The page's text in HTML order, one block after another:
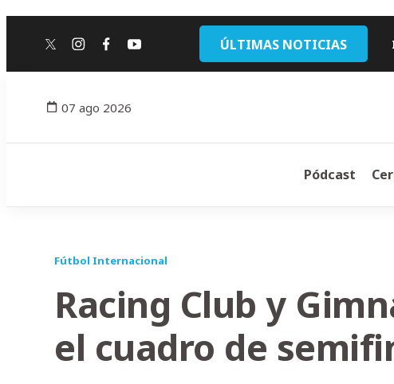
twitterinstagram
facebook
youtube ÚLTIMAS NOTICIAS
07 ago 2026
Pódcast
Fútbol Internacional
Racing Club y
el cuadro de